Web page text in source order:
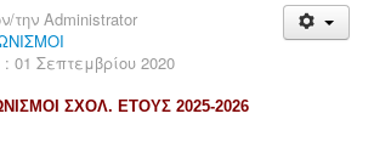
την Administrator
01 Σεπτεμβρίου 2020
ΣΧΟΛ. ΕΤΟΥΣ 2025-2026